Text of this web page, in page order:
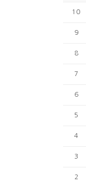
10
9
8
7
6
5
4
3
2